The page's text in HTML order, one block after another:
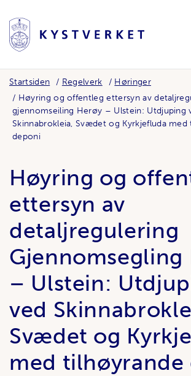
Startsiden Regelverk
Høringer
Høyring og offentleg ettersyn av
gjennomseiling Herøy – Ulstein: Utdjuping
Skinnabrokleia, Svædet og Kyrkjefluda med
deponi
Høyring og
ettersyn av
detaljregulering
Gjennomsegling
– Ulstein:
ved
Svædet og
med tilhøyrande